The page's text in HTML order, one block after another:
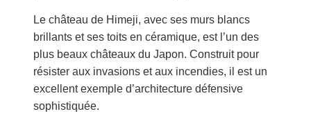
Le château de Himeji, avec ses murs blancs
brillants et ses toits en céramique, est l’un des
plus beaux châteaux du Japon. Construit pour
résister aux invasions et aux incendies, il est un
excellent exemple d’architecture défensive
sophistiquée.